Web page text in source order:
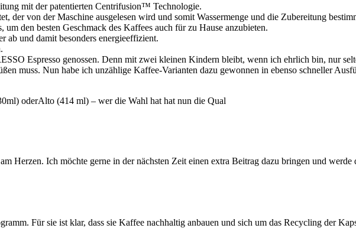
mit der patentierten Centrifusion™ Technologie.
der von der Maschine ausgelesen wird und somit Wassermenge und die Zubereitung
den besten Geschmack des Kaffees auch für zu Hause anzubieten.
ab und damit besonders energieeffizient.
Espresso genossen. Denn mit zwei kleinen Kindern bleibt, wenn ich ehrlich bin, nur
muss. Nun habe ich unzählige Kaffee-Varianten dazu gewonnen in ebenso schneller
oderAlto (414 ml) – wer die Wahl hat hat nun die Qual
Herzen. Ich möchte gerne in der nächsten Zeit einen extra Beitrag dazu bringen und werde
Für sie ist klar, dass sie Kaffee nachhaltig anbauen und sich um das Recycling der